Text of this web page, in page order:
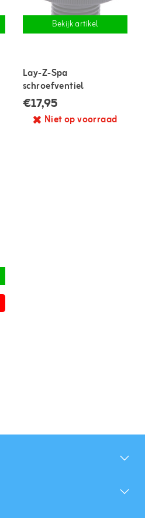
Bekijk artikel
Lay-Z-Spa
schroefventiel
€17,95
Niet op voorraad